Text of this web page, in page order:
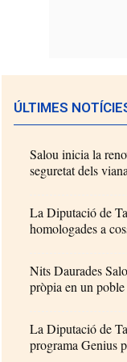
ÚLTIMES
Salou inicia la
seguretat dels
La Diputació de
homologades a
Nits Daurades
pròpia en un
La Diputació de
programa Genius